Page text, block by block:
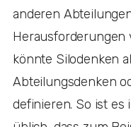
anderen
Herausforderungen
könnte Silodenken
Abteilungsdenken
definieren. So ist